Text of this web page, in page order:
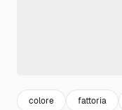
colore fattoria